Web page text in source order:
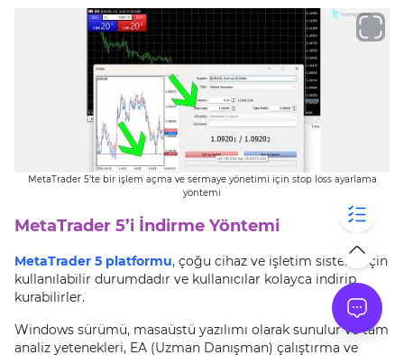
MetaTrader 5’te bir işlem açma ve sermaye yönetimi için stop loss ayarlama
yöntemi
MetaTrader 5’i İndirme Yöntemi
MetaTrader 5 platformu, çoğu cihaz ve işletim sistemi için
kullanılabilir durumdadır ve kullanıcılar kolayca indirip
kurabilirler.
Windows sürümü, masaüstü yazılımı olarak sunulur ve tam
analiz yetenekleri, EA (Uzman Danışman) çalıştırma ve